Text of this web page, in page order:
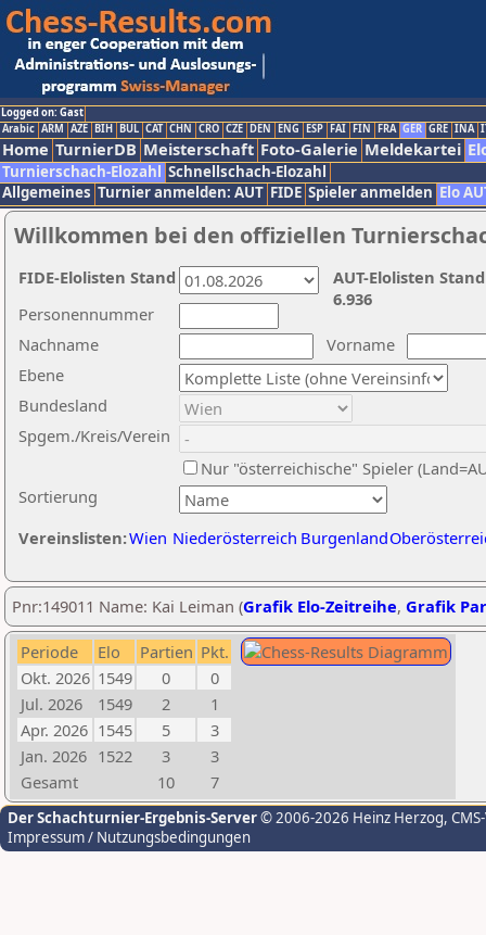
Logged on: Gast
Arabic ARM AZE BIH BUL CAT CHN CRO CZE DEN ENG ESP FAI FIN FRA GER GRE INA
Home TurnierDB Meisterschaft Foto-Galerie Meldekartei
Turnierschach-Elozahl Schnellschach-Elozahl
Allgemeines Turnier anmelden: AUT FIDE Spieler anmelden Elo
Willkommen bei den offiziellen
Nachname
Vorname
Ebene
Sortierung
Personennummer
Bundesland
Spgem./Kreis/Verein
Nur "österreichische" Spieler
Vereinslisten:Wien Niederösterreich Burgenland
AUT-Elolisten
6.936
FIDE-Elolisten Stand
Pnr:149011 Name: Kai Leiman (Grafik Elo-Zeitreihe, Grafik
Periode Elo Partien Pkt.
Okt. 2026 1549 0
0
Jul. 2026
1549 2
1
Apr. 2026 1545 5
3
Jan. 2026 1522 3
3
Gesamt
10 7
Der Schachturnier-Ergebnis-Server© 2006-2026 Heinz Herzog,
Impressum / Nutzungsbedingungen